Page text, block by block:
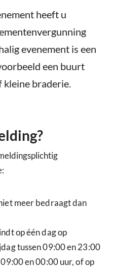
heeft u
evenement is een
een buurt
braderie.
meer bedraagt dan
op één dag op
tussen 09:00 en 23:00
en 00:00 uur, of op